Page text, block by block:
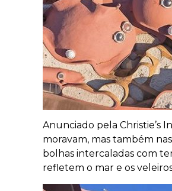
Anunciado pela Christie’s
moravam, mas também
bolhas intercaladas com
refletem o mar e os